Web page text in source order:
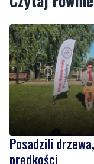
Posadzili
prędkości